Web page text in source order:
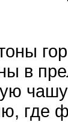
в
чашу
где